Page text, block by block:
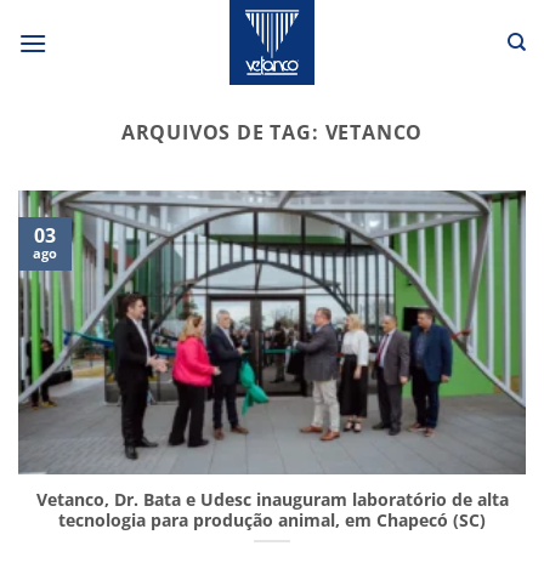
ARQUIVOS DE TAG: VETANCO
Vetanco, Dr. Bata e Udesc inauguram laboratório de alta
tecnologia para produção animal, em Chapecó (SC)
03
ago